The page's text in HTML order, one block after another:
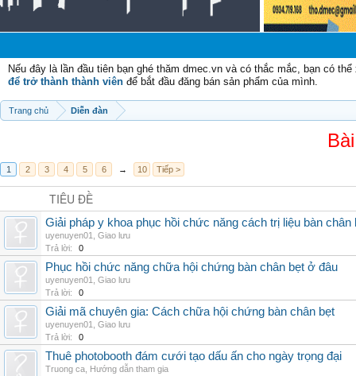
Nếu đây là lần đầu tiên bạn ghé thăm dmec.vn và có thắc mắc, bạn có
để trở thành thành viên để bắt đầu đăng bán sản phẩm của mình.
Trang chủ Diễn đàn
1 2 3 4 5 6 → 10 Tiếp >
TIÊU ĐỀ
Giải pháp y khoa phục hồi chức năng cách trị liệu bàn chân
uyenuyen01
Giao lưu
Trả lời:
0
Phục hồi chức năng chữa hội chứng bàn chân bẹt ở đâu
uyenuyen01
Giao lưu
Trả lời:
0
Giải mã chuyên gia: Cách chữa hội chứng bàn chân bẹt
uyenuyen01
Giao lưu
Trả lời:
0
Thuê photobooth đám cưới tạo dấu ấn cho ngày trọng đại
Truong ca Hướng dẫn tham gia